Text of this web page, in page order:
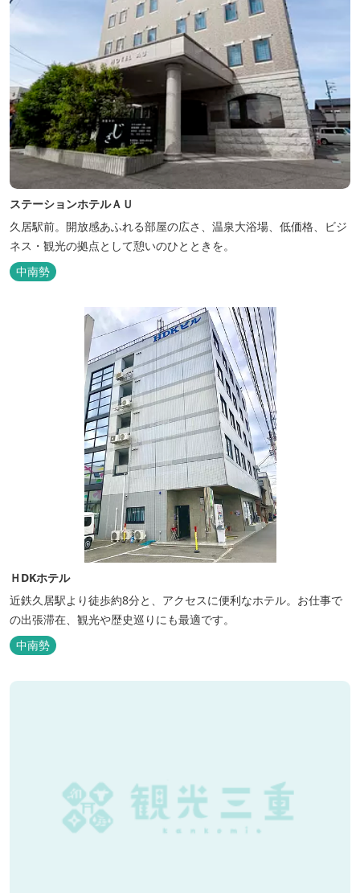
ステーションホテルＡＵ
久居駅前。開放感あふれる部屋の広さ、温泉大浴場、低価格、ビジ
ネス・観光の拠点として憩いのひとときを。
中南勢
ＨDKホテル
近鉄久居駅より徒歩約8分と、アクセスに便利なホテル。お仕事で
の出張滞在、観光や歴史巡りにも最適です。
中南勢